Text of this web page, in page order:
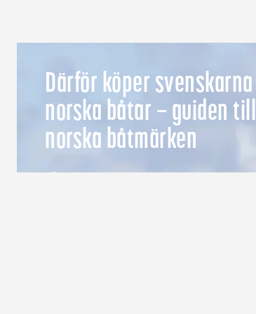
Därför köper svenskarna
norska båtar – guiden till
norska båtmärken